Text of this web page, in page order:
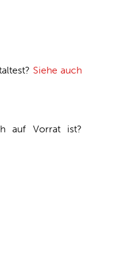
Siehe auch
auf Vorrat ist?